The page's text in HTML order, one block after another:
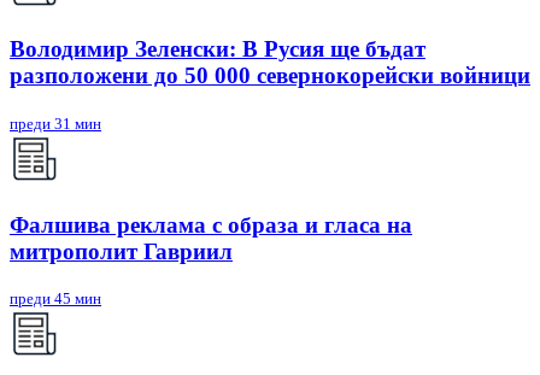
Володимир Зеленски: В Русия ще бъдат
разположени до 50 000 севернокорейски войници
преди 31 мин
Фалшива реклама с образа и гласа на
митрополит Гавриил
преди 45 мин